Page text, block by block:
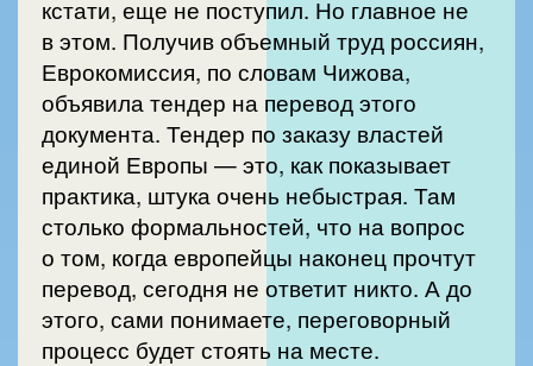
кстати, еще не поступил. Но главное не
в этом. Получив объемный труд россиян,
Еврокомиссия, по словам Чижова,
объявила тендер на перевод этого
документа. Тендер по заказу властей
единой Европы — это, как показывает
практика, штука очень небыстрая. Там
столько формальностей, что на вопрос
о том, когда европейцы наконец прочтут
перевод, сегодня не ответит никто. А до
этого, сами понимаете, переговорный
процесс будет стоять на месте.